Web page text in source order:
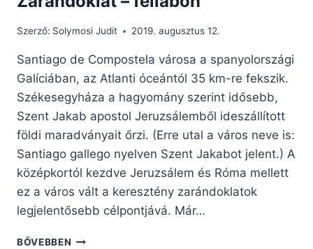
Szerző: Solymosi Judit 2019. augusztus 12.
Santiago de Compostela városa a spanyolországi
Galíciában, az Atlanti óceántól 35 km-re fekszik.
Székesegyháza a hagyomány szerint idősebb,
Szent Jakab apostol Jeruzsálemből ideszállított
földi maradványait őrzi. (Erre utal a város neve is:
Santiago gallego nyelven Szent Jakabot jelent.) A
középkortól kezdve Jeruzsálem és Róma mellett
ez a város vált a keresztény zarándoklatok
legjelentősebb célpontjává. Már…
BŐVEBBEN ZARÁNDOKLAT